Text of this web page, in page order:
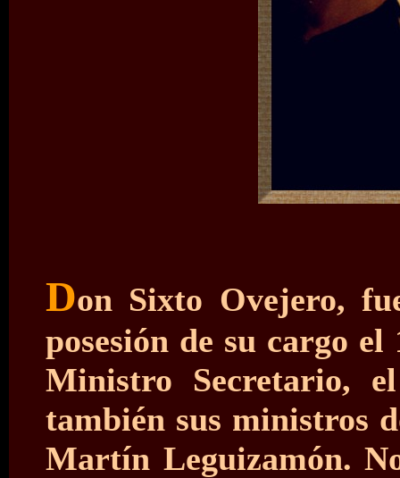
Don Sixto Ovejero,
posesión de su cargo
Ministro Secretario,
también sus ministros
Martín Leguizamón.